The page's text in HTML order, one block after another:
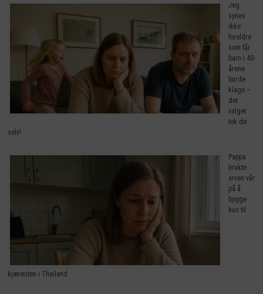
Jeg
synes
ikke
foreldre
som får
barn i 40-
årene
burde
klage –
det
valget
tok de
selv!
Pappa
brukte
arven vår
på å
bygge
hus til
kjæresten i Thailand